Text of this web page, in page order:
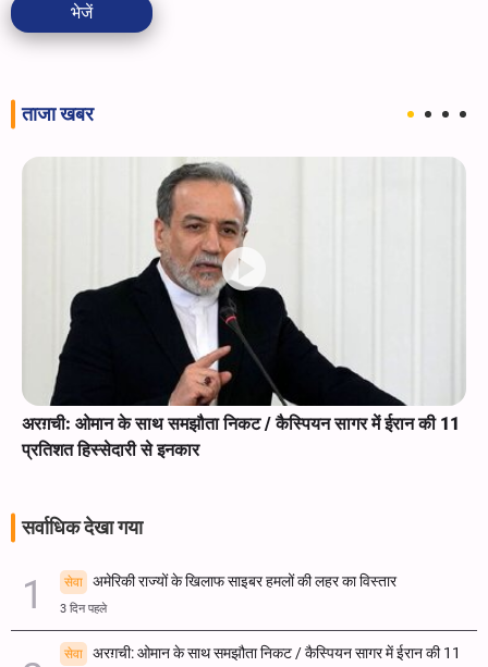
भेजें
ताजा खबर
अरग़ची: ओमान के साथ समझौता निकट / कैस्पियन सागर में ईरान की 11
प्रतिशत हिस्सेदारी से इनकार
सर्वाधिक देखा गया
सेवा अमेरिकी राज्यों के खिलाफ साइबर हमलों की लहर का विस्तार
3 दिन पहले
सेवा
अरग़ची: ओमान के साथ समझौता निकट / कैस्पियन सागर में ईरान की 11